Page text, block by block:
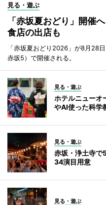
見る・遊ぶ
「赤坂夏おどり」開催
食店の出店も
「赤坂夏おどり2026」が8月28
赤坂5）で開催される。
見る・遊ぶ
ホテルニュー
やAI使った科学
見る・遊ぶ
赤坂・浄土寺
34演目用意
見る・遊ぶ